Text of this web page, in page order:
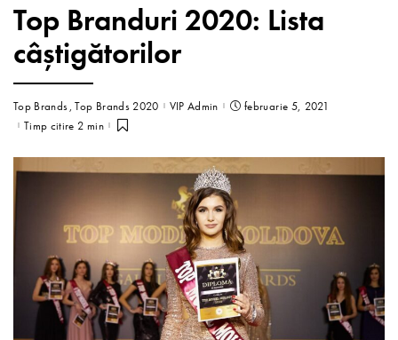
Top Branduri 2020: Lista
câștigătorilor
Top Brands Top Brands 2020 VIP Admin
februarie 5, 2021
Timp citire 2 min